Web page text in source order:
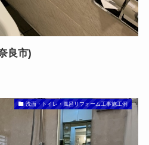
良市)
洗面・トイレ・風呂リフォーム工事施工例